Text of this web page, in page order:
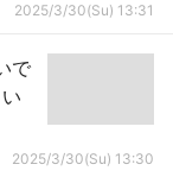
2025/3/30(Su) 13:31
で
2025/3/30(Su) 13:30